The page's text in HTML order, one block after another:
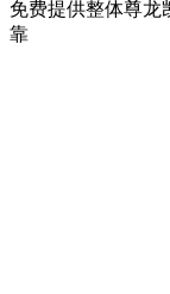
免费提供整体尊龙
靠